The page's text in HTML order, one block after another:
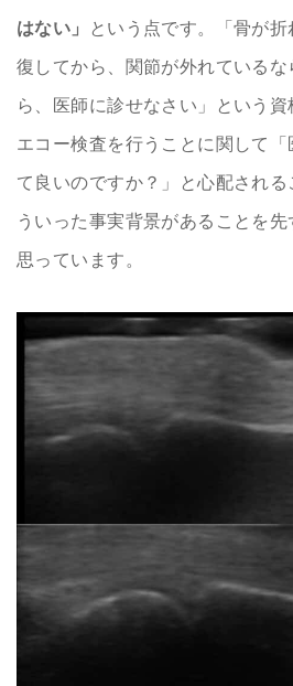
はない」 という点です。「骨が
復してから、関節が外れている
ら、医師に診せなさい」という
エコー検査を行うことに関して
て良いのですか？」と心配される
ういった事実背景があることを
思っています。